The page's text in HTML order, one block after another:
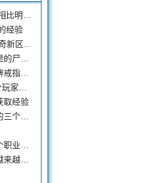
经验
畅谈合击版本初期和麻痹戒指最搭的三个神器没有开天
取经验
传奇私服发布公屏信息的三个阶段变化最终成了大佬的动态墙
彩虹争霸浅析战士玩家越来越少原因